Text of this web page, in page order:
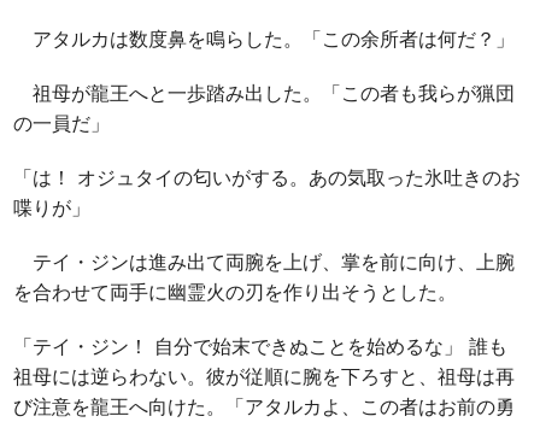
アタルカは数度鼻を鳴らした。「この余所者は何だ？」
祖母が龍王へと一歩踏み出した。「この者も我らが猟団
の一員だ」
「は！ オジュタイの匂いがする。あの気取った氷吐きのお
喋りが」
テイ・ジンは進み出て両腕を上げ、掌を前に向け、上腕
を合わせて両手に幽霊火の刃を作り出そうとした。
「テイ・ジン！ 自分で始末できぬことを始めるな」 誰も
祖母には逆らわない。彼が従順に腕を下ろすと、祖母は再
び注意を龍王へ向けた。「アタルカよ、この者はお前の勇